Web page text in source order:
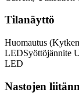
Tilanäyttö
Huomautus
LEDSyöttöjännite
LED
Nastojen